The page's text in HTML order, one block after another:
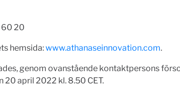
60 20
hemsida:www.athanaseinnovation.com.
genom ovanstående kontaktpersons
april 2022 kl. 8.50 CET.